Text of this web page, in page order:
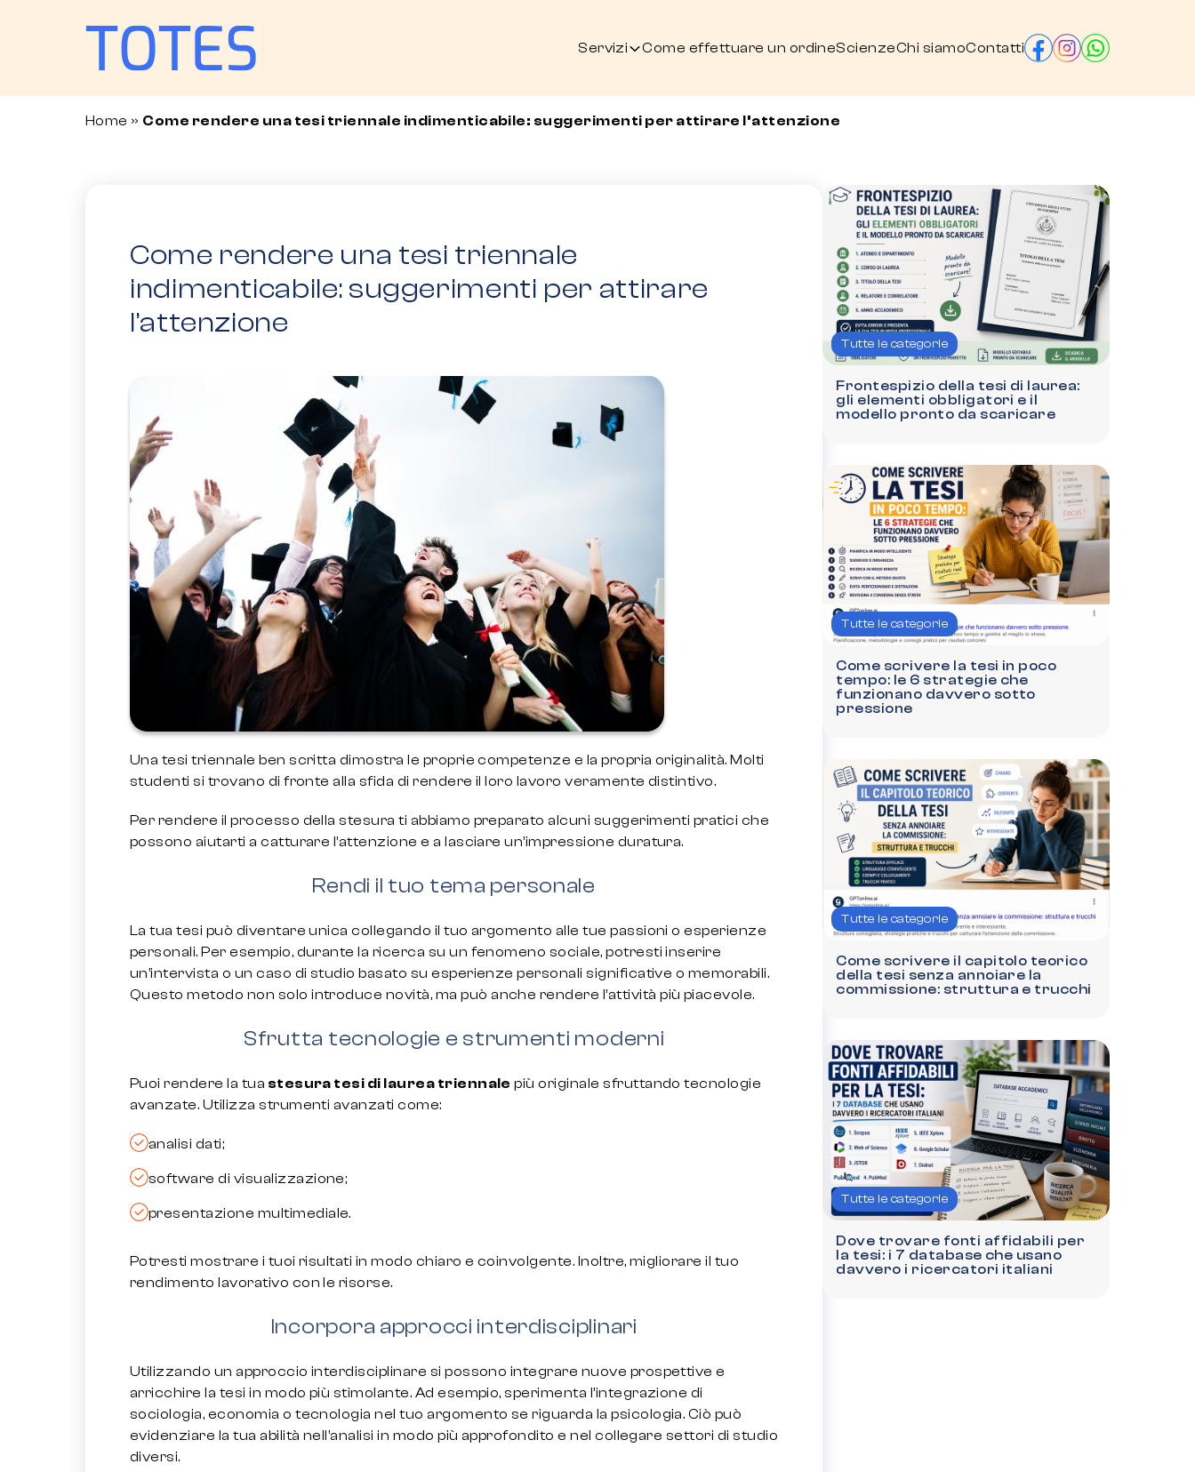
Servizi Come effettuare un ordineScienzeChi siamoContatti
Home » Come rendere una tesi triennale indimenticabile: suggerimenti per attirare l’attenzione
Come rendere una tesi triennale
indimenticabile: suggerimenti per attirare
l’attenzione
Una tesi triennale ben scritta dimostra le proprie competenze e la propria originalità. Molti
studenti si trovano di fronte alla sfida di rendere il loro lavoro veramente distintivo.
Per rendere il processo della stesura ti abbiamo preparato alcuni suggerimenti pratici che
possono aiutarti a catturare l’attenzione e a lasciare un’impressione duratura.
Rendi il tuo tema personale
La tua tesi può diventare unica collegando il tuo argomento alle tue passioni o esperienze
personali. Per esempio, durante la ricerca su un fenomeno sociale, potresti inserire
un’intervista o un caso di studio basato su esperienze personali significative o memorabili.
Questo metodo non solo introduce novità, ma può anche rendere l’attività più piacevole.
Sfrutta tecnologie e strumenti moderni
Puoi rendere la tua stesura tesi di laurea triennale più originale sfruttando tecnologie
avanzate. Utilizza strumenti avanzati come:
analisi dati;
software di visualizzazione;
presentazione multimediale.
Potresti mostrare i tuoi risultati in modo chiaro e coinvolgente. Inoltre, migliorare il tuo
rendimento lavorativo con le risorse.
Incorpora approcci interdisciplinari
Utilizzando un approccio interdisciplinare si possono integrare nuove prospettive e
arricchire la tesi in modo più stimolante. Ad esempio, sperimenta l’integrazione di
sociologia, economia o tecnologia nel tuo argomento se riguarda la psicologia. Ciò può
evidenziare la tua abilità nell’analisi in modo più approfondito e nel collegare settori di studio
diversi.
Tutte le categorie
Frontespizio della tesi di laurea:
gli elementi obbligatori e il
modello pronto da scaricare
Tutte le categorie
Come scrivere la tesi in poco
tempo: le 6 strategie che
funzionano davvero sotto
pressione
Tutte le categorie
Come scrivere il capitolo teorico
della tesi senza annoiare la
commissione: struttura e trucchi
Tutte le categorie
Dove trovare fonti affidabili per
la tesi: i 7 database che usano
davvero i ricercatori italiani